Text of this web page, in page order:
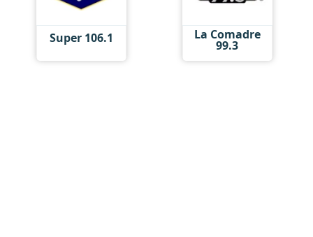
Super 106.1 La Comadre
99.3